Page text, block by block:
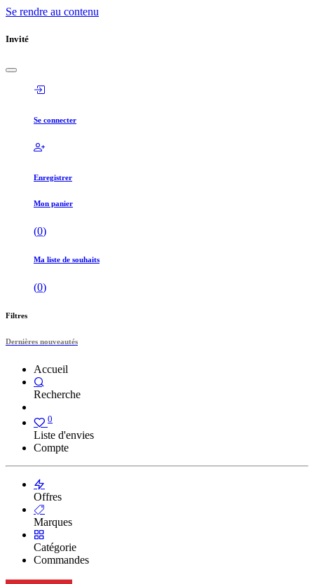
Se rendre au contenu
Invité
Se connecter
Enregistrer
Mon panier
(0)
Ma liste de souhaits
(0)
Filtres
Dernières nouveautés
Accueil
Recherche
0
Liste d'envies
Compte
Offres
Marques
Catégorie
Commandes